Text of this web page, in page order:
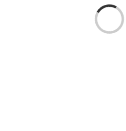
Servizi
Loading...